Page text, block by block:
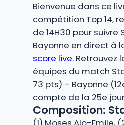
Bienvenue dans ce
compétition Top 14,
de 14H30 pour suivre
Bayonne en direct à
score live. Retrouvez
équipes du match
73 pts) – Bayonne
compte de la 25e
Composition: